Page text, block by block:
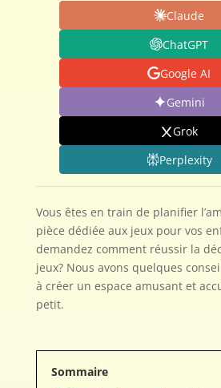
Claude
ChatGPT
Google AI
Gemini
Grok
Perplexity
Vous êtes en train de planifier
pièce dédiée aux jeux pour vos
demandez comment réussir la
jeux? Nous avons quelques
à créer un espace amusant et
petit.
Sommaire